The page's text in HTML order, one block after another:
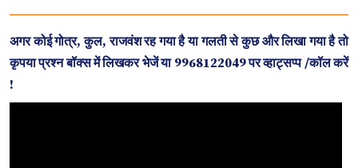
अगर कोई गोत्र, कुल, राजवंश रह गया है या गलती से कुछ और लिखा गया है तो
कृपया प्रश्न बॉक्स में लिखकर भेजें या 9968122049 पर व्हाट्सप्प /कॉल करें
!